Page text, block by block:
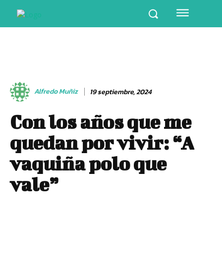
Alfredo Muñiz 19 septiembre, 2024
Con los años que me
quedan por vivir: “A
vaquiña polo que
vale”